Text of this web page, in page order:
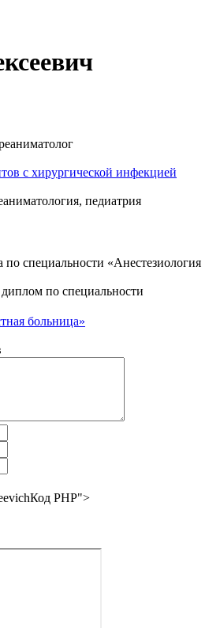
с хирургической инфекцией
педиатрия
специальности «Анестезиология
по специальности
больница»
Код PHP">